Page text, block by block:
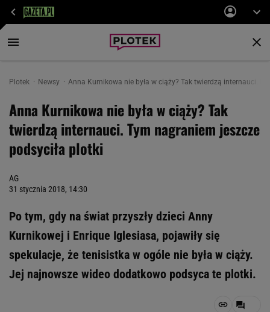
Plotek Newsy Anna Kurnikowa nie była w ciąży? Tak twierdzą internauci.
Anna Kurnikowa nie była w ciąży? Tak
twierdzą internauci. Tym nagraniem jeszcze
podsyciła plotki
AG
31 stycznia 2018, 14:30
Po tym, gdy na świat przyszły dzieci Anny
Kurnikowej i Enrique Iglesiasa, pojawiły się
spekulacje, że tenisistka w ogóle nie była w ciąży.
Jej najnowsze wideo dodatkowo podsyca te plotki.